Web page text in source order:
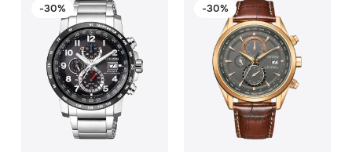
-30% -30%